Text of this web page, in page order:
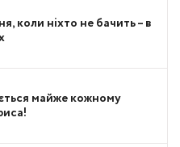
коли ніхто не бачить – в
майже кожному